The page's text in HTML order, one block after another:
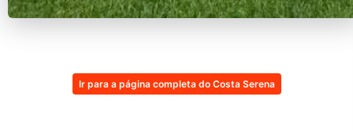
Ir para a página completa do Costa Serena